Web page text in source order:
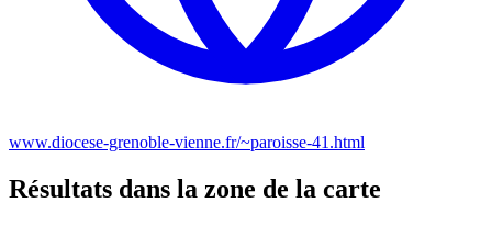
www.diocese-grenoble-vienne.fr/~paroisse-41.html
Résultats dans la zone de la carte